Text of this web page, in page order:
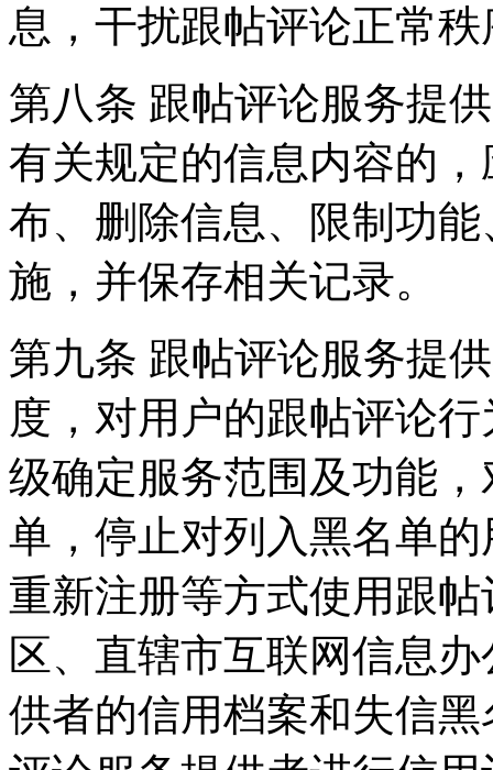
息，干扰跟帖评论正常
第八条 跟帖评论服务提
有关规定的信息内容的
布、删除信息、限制功
施，并保存相关记录。
第九条 跟帖评论服务提
度，对用户的跟帖评论
级确定服务范围及功能
单，停止对列入黑名单
重新注册等方式使用跟
区、直辖市互联网信息
供者的信用档案和失信